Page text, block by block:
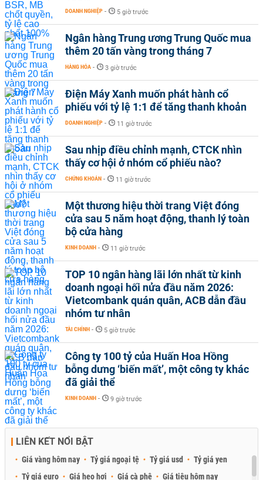
DOANH NGHIỆP - 5 giờ trước
Ngân hàng Trung ương Trung Quốc mua
thêm 20 tấn vàng trong tháng 7
HÀNG HÓA - 3 giờ trước
Điện Máy Xanh muốn phát hành cổ
phiếu với tỷ lệ 1:1 để tăng thanh khoản
DOANH NGHIỆP - 11 giờ trước
Sau nhịp điều chỉnh mạnh, CTCK nhìn
thấy cơ hội ở nhóm cổ phiếu nào?
CHỨNG KHOÁN - 11 giờ trước
Một thương hiệu thời trang Việt đóng
cửa sau 5 năm hoạt động, thanh lý toàn
bộ cửa hàng
KINH DOANH - 11 giờ trước
TOP 10 ngân hàng lãi lớn nhất từ kinh
doanh ngoại hối nửa đầu năm 2026:
Vietcombank quán quân, ACB dẫn đầu
nhóm tư nhân
TÀI CHÍNH - 5 giờ trước
Công ty 100 tỷ của Huấn Hoa Hồng
bỗng dưng ‘biến mất’, một công ty khác
đã giải thể
KINH DOANH - 9 giờ trước
LIÊN KẾT NỔI BẬT
Giá vàng hôm nay Tỷ giá ngoại tệ Tỷ giá usd
Tỷ giá yen
Tỷ giá euro
Giá heo hơi Giá cà phê Giá tiêu hôm nay